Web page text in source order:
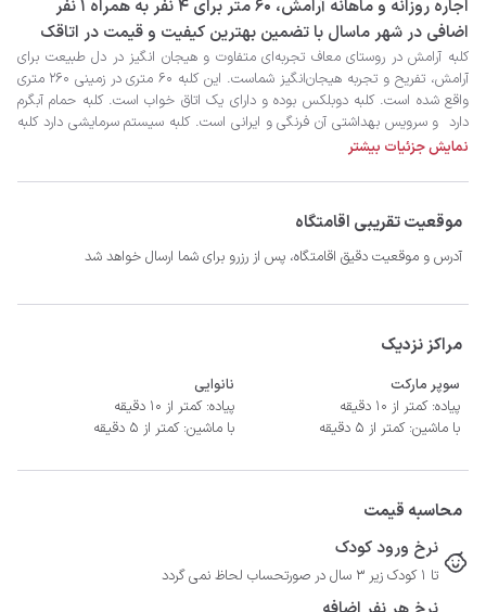
‫‫اجاره روزانه و ماهانه آرامش، 60 متر برای 4 نفر به همراه 1 نفر
اضافی در شهر ماسال با تضمین بهترین کیفیت و قیمت در اتاقک
- حمام آبگرم
نمایش جزئیات بیشتر
موقعیت تقریبی اقامتگاه
آدرس و موقعیت دقیق اقامتگاه، پس از رزرو برای شما ارسال خواهد شد
مراکز نزدیک
سوپر مارکت
پیاده: کمتر از 10 دقیقه
با ماشین: کمتر از 5 دقیقه
نانوایی
پیاده: کمتر از 10 دقیقه
با ماشین: کمتر از 5 دقیقه
محاسبه قیمت
نرخ ورود کودک
تا 1 کودک زیر 3 سال در صورتحساب لحاظ نمی گردد